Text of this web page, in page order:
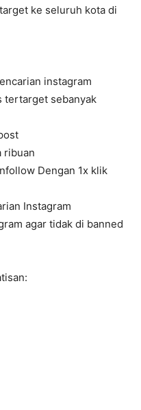
ke seluruh kota di
instagram
tertarget sebanyak
ribuan
Dengan 1x klik
Instagram
agar tidak di banned